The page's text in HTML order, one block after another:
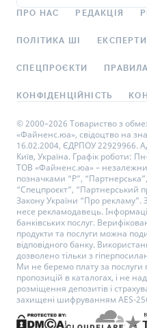
ПРО НАС РЕДАКЦІЯ
ПОЛІТИКА ШІ ЕКСПЕРТИ
СПЕЦПРОЄКТИ
КОНФІДЕНЦІЙНІСТЬ
© 2000–2026 Товариство з
«Файненс.юа», свідоцтво на
16.02.2004, ЄДРПОУ 22929966.
Київ, Україна. Графік роботи:
ТОВ «Файненс.юа» –
позначками “Р”,
“Спецпроєкт”, “Партнерський
Закону України “Про рекламу”.
несе рекламодавець.
банківських послуг.
продукти та послуги можна
відповідного банку.
дозволено тільки з
Ми не беремо плату за послуги
пропозицій в каталогах, і не
розміщення депозитів і
захищені шифруванням AES-